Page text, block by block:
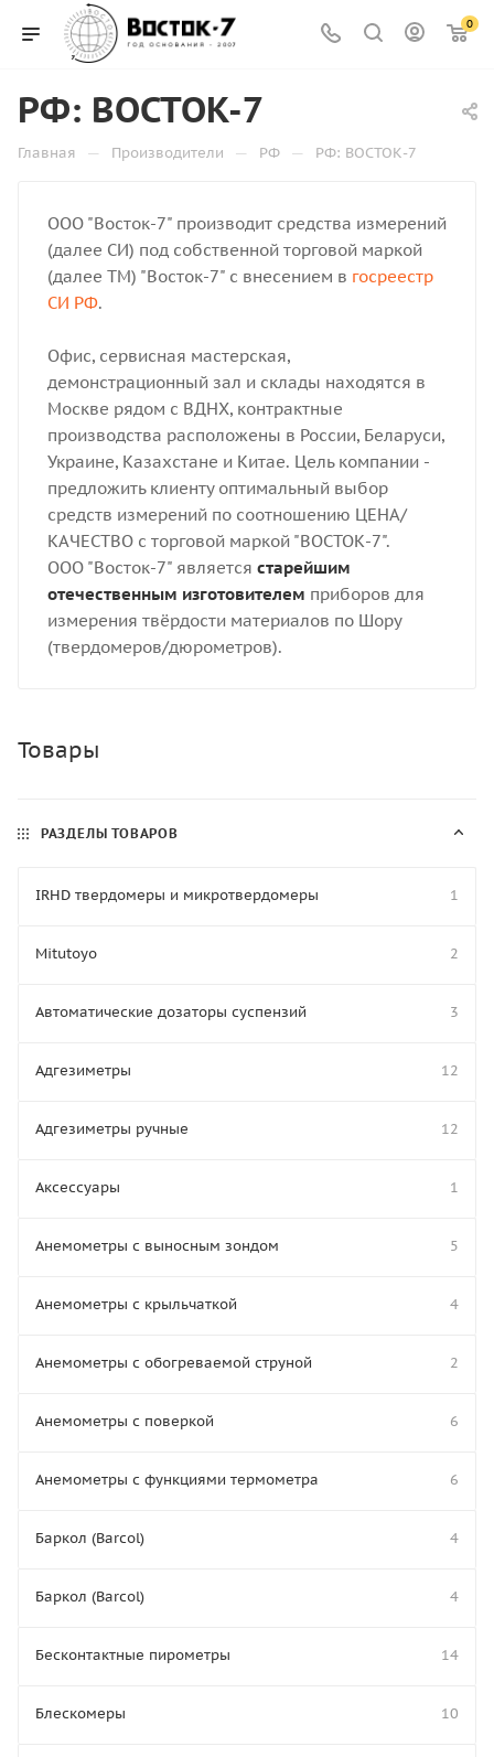
0
РФ: ВОСТОК-7
Главная — Производители — РФ — РФ: ВОСТОК-7
ООО "Восток-7" производит средства измерений
(далее СИ) под собственной торговой маркой
(далее ТМ) "Восток-7" с внесением в госреестр
СИ РФ.
Офис, сервисная мастерская,
демонстрационный зал и склады находятся в
Москве рядом с ВДНХ, контрактные
производства расположены в России, Беларуси,
Украине, Казахстане и Китае. Цель компании -
предложить клиенту оптимальный выбор
средств измерений по соотношению ЦЕНА/
КАЧЕСТВО с торговой маркой "ВОСТОК-7".
ООО "Восток-7" является старейшим
отечественным изготовителем приборов для
измерения твёрдости материалов по Шору
(твердомеров/дюрометров).
Товары
РАЗДЕЛЫ ТОВАРОВ
IRHD твердомеры и микротвердомеры 1
Mitutoyo 2
Автоматические дозаторы суспензий 3
Адгезиметры 12
Адгезиметры ручные 12
Аксессуары 1
Анемометры с выносным зондом 5
Анемометры с крыльчаткой 4
Анемометры с обогреваемой струной 2
Анемометры с поверкой 6
Анемометры с функциями термометра 6
Баркол (Barcol) 4
Баркол (Barcol) 4
Бесконтактные пирометры 14
Блескомеры 10